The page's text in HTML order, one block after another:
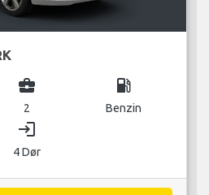
business_center
2
local_gas_station
Benzin
login
4 Dør